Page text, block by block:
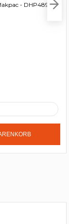
- DHP489ZJ